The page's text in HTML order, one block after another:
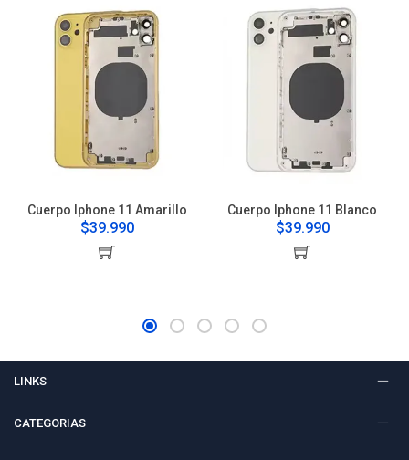
Cuerpo Iphone 11 Amarillo
$39.990
Cuerpo Iphone 11 Blanco
$39.990
LINKS
CATEGORIAS